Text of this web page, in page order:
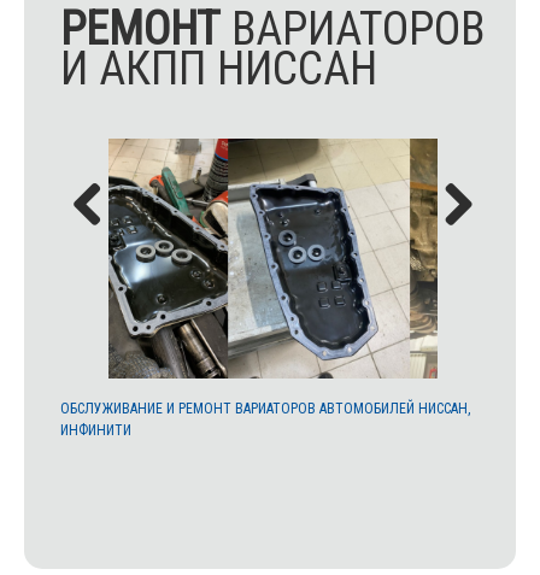
РЕМОНТ ВАРИАТОРОВ
И АКПП НИССАН
ОБСЛУЖИВАНИЕ И РЕМОНТ ВАРИАТОРОВ АВТОМОБИЛЕЙ НИССАН,
ИНФИНИТИ